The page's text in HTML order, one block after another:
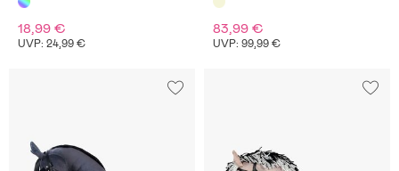
18,99 €
UVP: 24,99 €
83,99 €
UVP: 99,99 €